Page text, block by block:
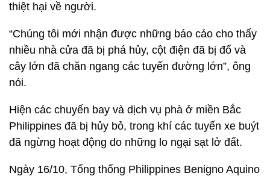
thiệt hại về người.
“Chúng tôi mới nhận được những báo cáo cho thấy
nhiều nhà cửa đã bị phá hủy, cột điện đã bị đổ và
cây lớn đã chăn ngang các tuyến đường lớn”, ông
nói.
Hiện các chuyến bay và dịch vụ phà ở miền Bắc
Philippines đã bị hủy bỏ, trong khí các tuyến xe buýt
đã ngừng hoạt động do những lo ngại sạt lở đất.
Ngày 16/10, Tổng thống Philippines Benigno Aquino